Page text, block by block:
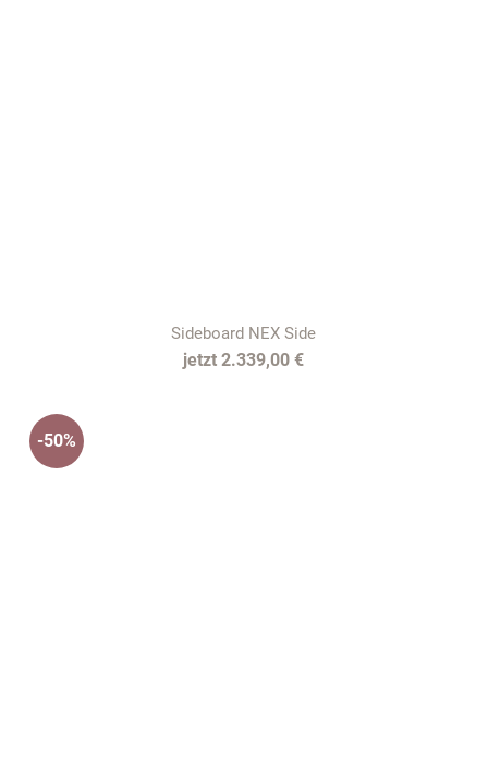
Sideboard NEX Side
2.339,00 €
-50%